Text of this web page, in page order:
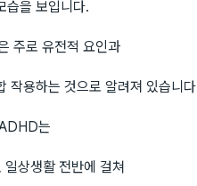
습을 보입니다.
주로 유전적 요인과
작용하는 것으로 알려져 있습니
는
상생활 전반에 걸쳐